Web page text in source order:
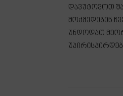
დავუტოვოთ
მოქმედებენ
უნდოდათ